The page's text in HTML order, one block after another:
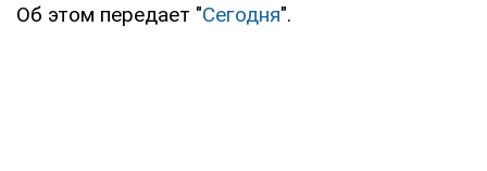
Об этом передает "Сегодня".